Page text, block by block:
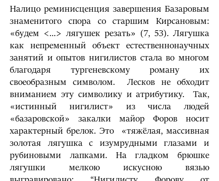
Налицо реминисценция завершения Базаровым
знаменитого спора со старшим Кирсановым:
«будем <…> лягушек резать» (7, 53). Ля­гушка
как непременный объект естественнонаучных
занятий и опытов нигили­стов стала во многом
благодаря тургеневскому роману их
своеобразным симво­лом. Лесков не обходит
вниманием эту символику и атрибутику. Так,
«истинный нигилист» из числа лю­дей
«базаровской» закалки майор Форов носит
характерный брелок. Это «тяжёлая, массивная
золотая лягушка с изумрудными глазами и
рубиновыми лапками. На гладком брюшке
лягушки мелкою искусною вязью